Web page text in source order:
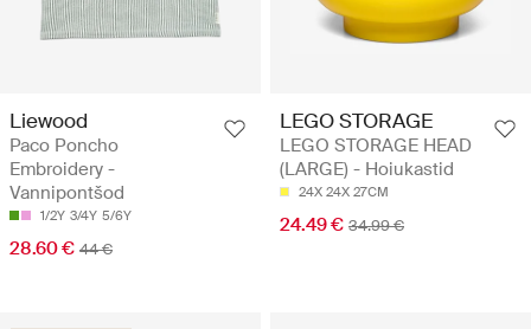
Liewood
Paco Poncho
Embroidery -
Vannipontšod
1/2Y 3/4Y 5/6Y
28.60 € 44 €
LEGO STORAGE
LEGO STORAGE HEAD
(LARGE) - Hoiukastid
24X 24X 27CM
24.49 € 34.99 €